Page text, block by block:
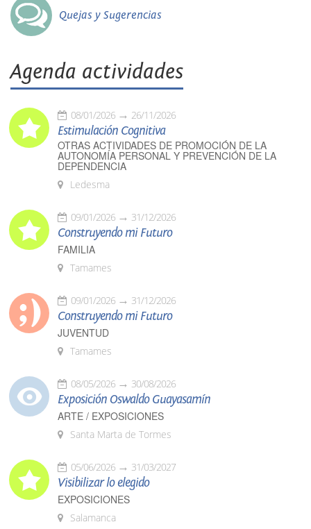
Quejas y Sugerencias
Agenda actividades
08/01/2026 26/11/2026
Estimulación Cognitiva
OTRAS ACTIVIDADES DE PROMOCIÓN DE LA
AUTONOMÍA PERSONAL Y PREVENCIÓN DE LA
DEPENDENCIA
Ledesma
09/01/2026 31/12/2026
Construyendo mi Futuro
FAMILIA
Tamames
09/01/2026 31/12/2026
Construyendo mi Futuro
JUVENTUD
Tamames
08/05/2026 30/08/2026
Exposición Oswaldo Guayasamín
ARTE / EXPOSICIONES
Santa Marta de Tormes
05/06/2026 31/03/2027
Visibilizar lo elegido
EXPOSICIONES
Salamanca